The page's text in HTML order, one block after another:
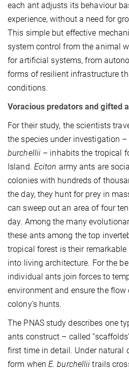
each ant adjusts its behaviour
experience, without a need for
This simple but effective
system control from the animal
for artificial systems, from
forms of resilient infrastructure
conditions.
Voracious predators and gifted
For their study, the scientists
the species under investigation
burchellii – inhabits the tropical
Island. Eciton army ants are
colonies with hundreds of
the day, they hunt for prey in
can sweep out an area of four
day. Among the many
these ants among the top
tropical forest is their
into living architecture. For the
individual ants join forces to
environment and ensure the
colony’s hunts.
The PNAS study describes one
ants construct – called
first time in detail. Under natural
form when E. burchelliitrails